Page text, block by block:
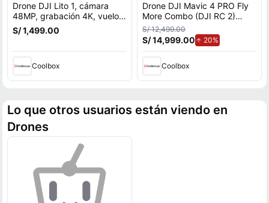
Drone DJI Lito 1, cámara
48MP, grabación 4K, vuelo
hasta 36 min, transmisión 20
km
S/ 1,499.00
Coolbox
Drone DJI Mavic 4 PRO Fly
More Combo (DJI RC 2)
grabación en 6K, vuelo
hasta 51 minutos, distancia
máx. de vuelo 30Km
S/ 12,499.00
S/ 14,999.00 20%de aumento.
Coolbox
Lo que otros usuarios están viendo en
Drones